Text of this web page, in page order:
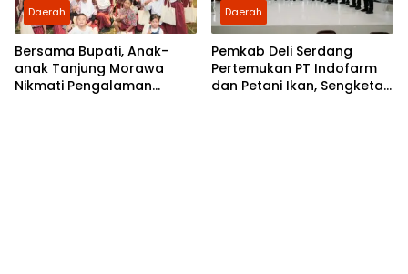
Daerah
Bersama Bupati, Anak-
anak Tanjung Morawa
Nikmati Pengalaman
Daerah
Pemkab Deli Serdang
Pertemukan PT Indofarm
dan Petani Ikan, Sengketa